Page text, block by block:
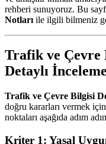
rehberi sunuyoruz. Bu
Notları ile ilgili bilmeniz
Trafik ve Çevre
Detaylı
Trafik ve Çevre Bilgisi
doğru kararları vermek
noktaları aşağıda adım
Kriter 1: Yasal